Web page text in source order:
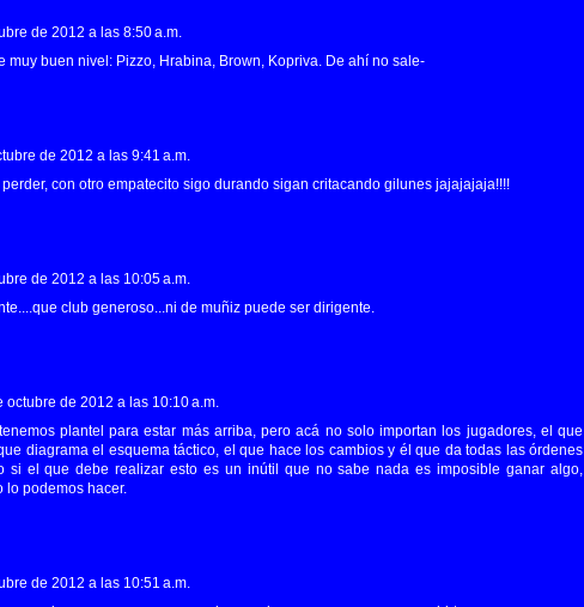
de 2012 a las 8:50 a.m.
muy buen nivel: Pizzo, Hrabina, Brown, Kopriva. De ahí no sale-
de 2012 a las 9:41 a.m.
con otro empatecito sigo durando sigan critacando gilunes jajajajaja!!!!
de 2012 a las 10:05 a.m.
club generoso...ni de muñiz puede ser dirigente.
octubre de 2012 a las 10:10 a.m.
plantel para estar más arriba, pero acá no solo importan los jugadores, el que
diagrama el esquema táctico, el que hace los cambios y él que da todas las órdenes
si el que debe realizar esto es un inútil que no sabe nada es imposible ganar algo,
lo podemos hacer.
de 2012 a las 10:51 a.m.